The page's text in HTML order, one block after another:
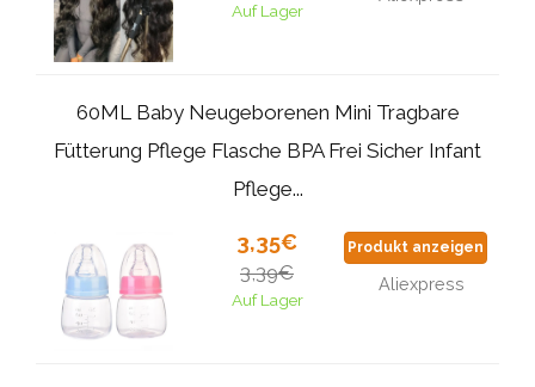
Auf Lager
60ML Baby Neugeborenen Mini Tragbare
Fütterung Pflege Flasche BPA Frei Sicher Infant
Pflege...
3,35€
3,39€
Auf Lager
Produkt anzeigen
Aliexpress